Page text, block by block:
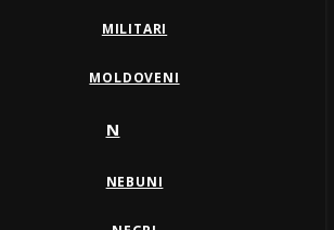
MILITARI
MOLDOVENI
N
NEBUNI